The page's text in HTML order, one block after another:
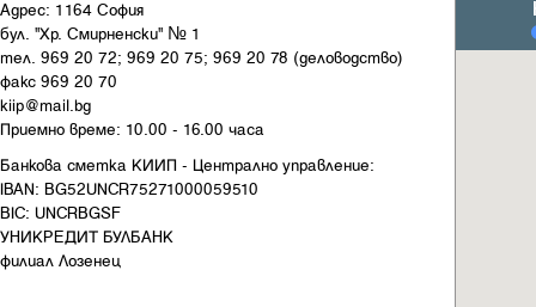
Адрес: 1164 София
бул. "Хр. Смирненски" № 1
тел. 969 20 72; 969 20 75; 969 20 78 (деловодство)
факс 969 20 70
kiip@mail.bg
Приемно време: 10.00 - 16.00 часа
Банкова сметка КИИП - Централно управление:
IBAN: BG52UNCR75271000059510
BIC: UNCRBGSF
УНИКРЕДИТ БУЛБАНК
филиал Лозенец